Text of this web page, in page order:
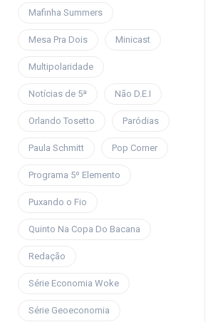
Mafinha Summers
Mesa Pra Dois Minicast
Multipolaridade
Notícias de 5ª Não D.E.I
Orlando Tosetto Paródias
Paula Schmitt Pop Corner
Programa 5º Elemento
Puxando o Fio
Quinto Na Copa Do Bacana
Redação
Série Economia Woke
Série Geoeconomia